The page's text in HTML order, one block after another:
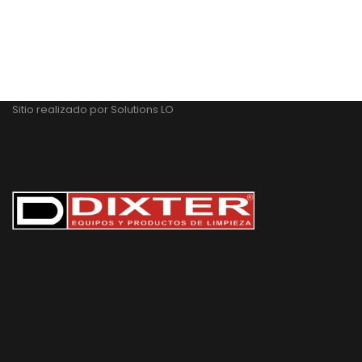
Sitio realizado por Solutions LO